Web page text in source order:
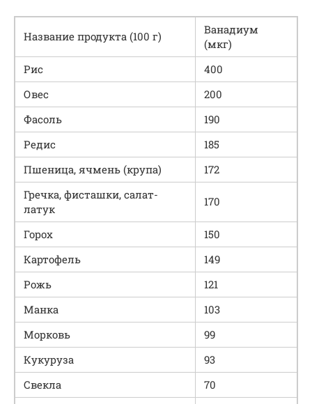
Название продукта (100 г)
Ванадиум
(мкг)
Рис
400
Овес
200
Фасоль
190
Редис
185
Пшеница, ячмень (крупа)
172
Гречка, фисташки, салат-
латук
170
Горох
150
Картофель
149
Рожь
121
Манка
103
Морковь
99
Кукуруза
93
Свекла
70